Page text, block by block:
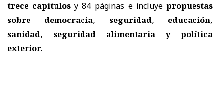
trece capítulosy 84 páginas e incluyepropuestas
sobre democracia, seguridad, educación,
sanidad, seguridad alimentaria y política
exterior.